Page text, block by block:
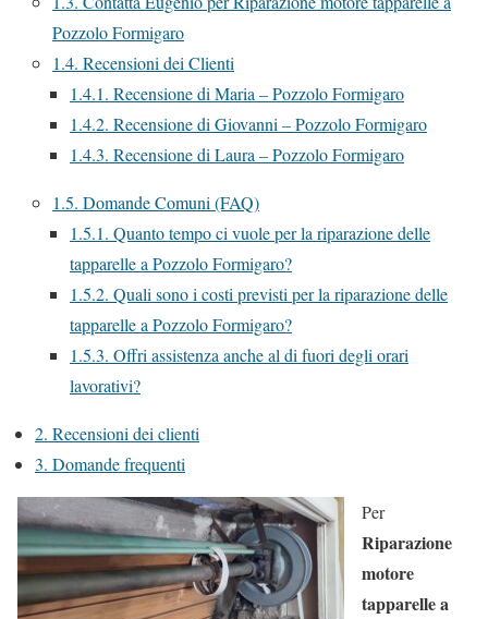
Pozzolo Formigaro
1.4. Recensioni dei Clienti
1.4.1. Recensione di Maria – Pozzolo Formigaro
1.4.2. Recensione di Giovanni – Pozzolo Formigaro
1.4.3. Recensione di Laura – Pozzolo Formigaro
1.5. Domande Comuni (FAQ)
1.5.1. Quanto tempo ci vuole per la riparazione delle
tapparelle a Pozzolo Formigaro?
1.5.2. Quali sono i costi previsti per la riparazione delle
tapparelle a Pozzolo Formigaro?
1.5.3. Offri assistenza anche al di fuori degli orari
lavorativi?
2. Recensioni dei clienti
3. Domande frequenti
Per
Riparazione
motore
tapparelle a